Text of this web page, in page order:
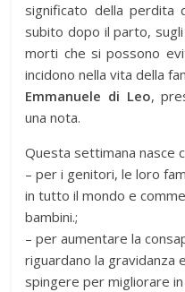
significato della perdita
subito dopo il parto,
morti che si possono
incidono nella vita della
Emmanuele di Leo,
una nota.
Questa settimana nasce
– per i genitori, le loro
in tutto il mondo e
bambini.;
– per aumentare la
riguardano la gravidanza
spingere per migliorare